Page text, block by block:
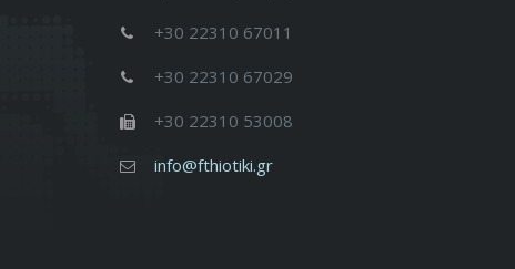
+30 22310 67011
+30 22310 67029
+30 22310 53008
info@fthiotiki.gr